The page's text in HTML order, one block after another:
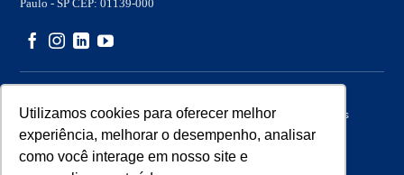
Utilizamos cookies para oferecer melhor
experiência, melhorar o desempenho, analisar
como você interage em nosso site e
Paulo - SP CEP: 01139-000
Copyright 2026 © – Assisnet Soluções – Todos os direitos
reservados